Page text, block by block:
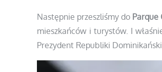
Następnie przeszliśmy do Parque
mieszkańców i turystów. I
Prezydent Republiki